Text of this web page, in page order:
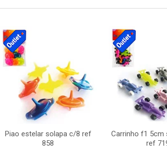
Piao estelar solapa c/8 ref
858
Carrinho f1 5cm
ref